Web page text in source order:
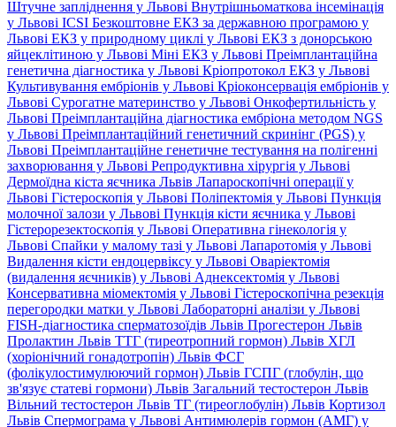
Штучне запліднення у Львові Внутрішньоматкова інсемінація
у Львові ICSI Безкоштовне ЕКЗ за державною програмою у
Львові ЕКЗ у природному циклі у Львові ЕКЗ з донорською
яйцеклітиною у Львові Міні ЕКЗ у Львові Преімплантаційна
генетична діагностика у Львові Кріопротокол ЕКЗ у Львові
Культивування ембріонів у Львові Кріоконсервація ембріонів у
Львові Сурогатне материнство у Львові Онкофертильність у
Львові Преімплантаційна діагностика ембріона методом NGS
у Львові Преімплантаційний генетичний скринінг (PGS) у
Львові Преімплантаційне генетичне тестування на полігенні
захворювання у Львові Репродуктивна хірургія у Львові
Дермоїдна кіста яєчника Львів Лапароскопічні операції у
Львові Гістероскопія у Львові Поліпектомія у Львові Пункція
молочної залози у Львові Пункція кісти яєчника у Львові
Гістерорезектоскопія у Львові Оперативна гінекологія у
Львові Спайки у малому тазі у Львові Лапаротомія у Львові
Видалення кісти ендоцервіксу у Львові Оваріектомія
(видалення яєчників) у Львові Аднексектомія у Львові
Консервативна міомектомія у Львові Гістероскопічна резекція
перегородки матки у Львові Лабораторні аналізи у Львові
FISH-діагностика сперматозоїдів Львів Прогестерон Львів
Пролактин Львів ТТГ (тиреотропний гормон) Львів ХГЛ
(хоріонічний гонадотропін) Львів ФСГ
(фолікулостимулюючий гормон) Львів ГСПГ (глобулін, що
зв'язує статеві гормони) Львів Загальний тестостерон Львів
Вільний тестостерон Львів ТГ (тиреоглобулін) Львів Кортизол
Львів Спермограма у Львові Антимюлерів гормон (АМГ) у